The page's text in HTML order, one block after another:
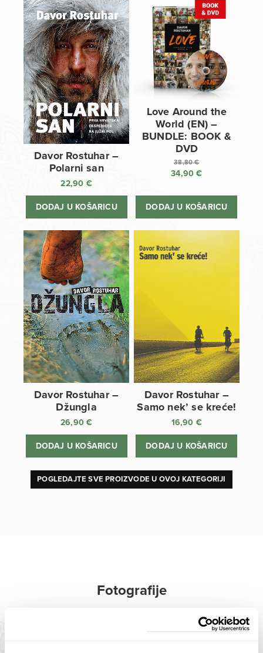
Davor Rostuhar –
Polarni san
22,90 €
DODAJ U KOŠARICU
Love Around the
World (EN) –
BUNDLE: BOOK &
DVD
38,80€
Izvorna
bila
34,90€
cijena
DODAJ U KOŠARICU
Davor Rostuhar –
Džungla
26,90€
DODAJ U KOŠARICU
Davor Rostuhar –
Samo nek’ se kreće!
16,90 €
DODAJ U KOŠARICU
POGLEDAJTE SVE PROIZVODE U OVOJ KATEGORIJI
Fotografije